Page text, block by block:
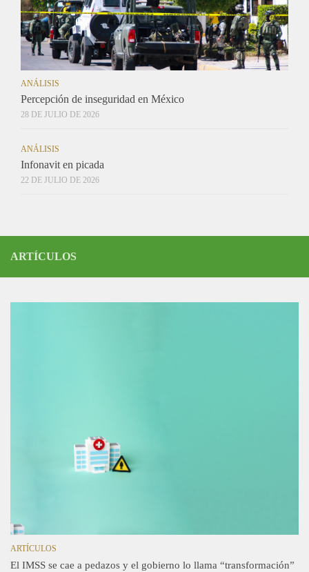
ANÁLISIS
Percepción de inseguridad en México
28 DE JULIO DE 2026
ANÁLISIS
Infonavit en picada
22 DE JULIO DE 2026
ARTÍCULOS
ARTÍCULOS
El IMSS se cae a pedazos y el gobierno lo llama “transformación”